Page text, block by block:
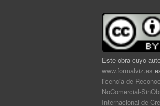
Este obra cuyo
www.formalviz.es
licencia de
NoComercial-
Internacional de